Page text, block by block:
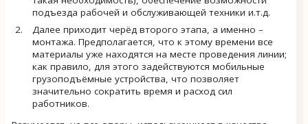
подъезда рабочей и обслуживающей техники и.т.д.
Далее приходит черёд второго этапа, а именно –
монтажа. Предполагается, что к этому времени все
материалы уже находятся на месте проведения линии;
как правило, для этого задействуются мобильные
грузоподъёмные устройства, что позволяет
значительно сократить время и расход сил
работников.